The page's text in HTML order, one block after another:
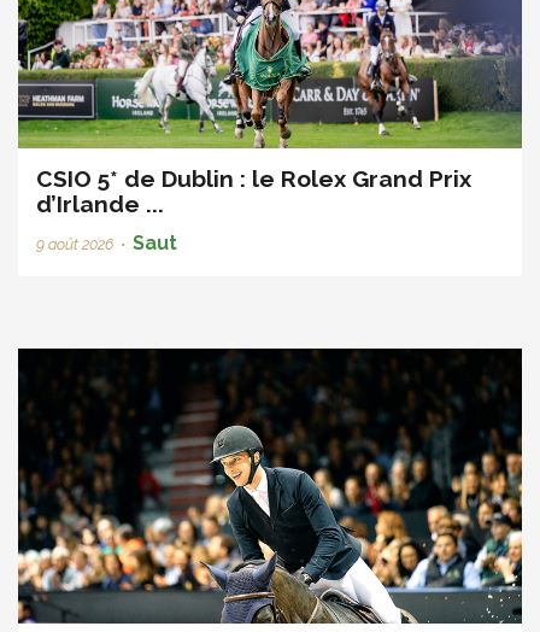
CSIO 5* de Dublin : le Rolex Grand Prix
d’Irlande ...
9 août 2026 • Saut